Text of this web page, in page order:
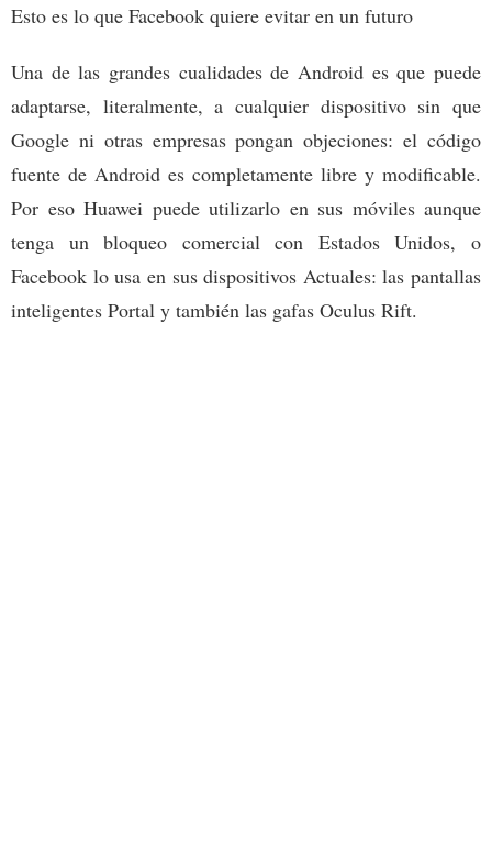
Esto es lo que Facebook quiere evitar en un futuro
Una de las grandes cualidades de Android es que puede
adaptarse, literalmente, a cualquier dispositivo sin que
Google ni otras empresas pongan objeciones: el código
fuente de Android es completamente libre y modificable.
Por eso Huawei puede utilizarlo en sus móviles aunque
tenga un bloqueo comercial con Estados Unidos, o
Facebook lo usa en sus dispositivos Actuales: las pantallas
inteligentes Portal y también las gafas Oculus Rift.